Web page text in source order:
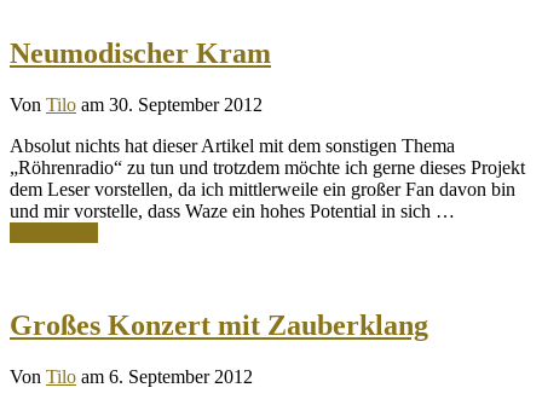
Neumodischer Kram
Von Tilo am 30. September 2012
Absolut nichts hat dieser Artikel mit dem sonstigen Thema
„Röhrenradio“ zu tun und trotzdem möchte ich gerne dieses Projekt
dem Leser vorstellen, da ich mittlerweile ein großer Fan davon bin
und mir vorstelle, dass Waze ein hohes Potential in sich …
Großes Konzert mit Zauberklang
Von Tilo am 6. September 2012